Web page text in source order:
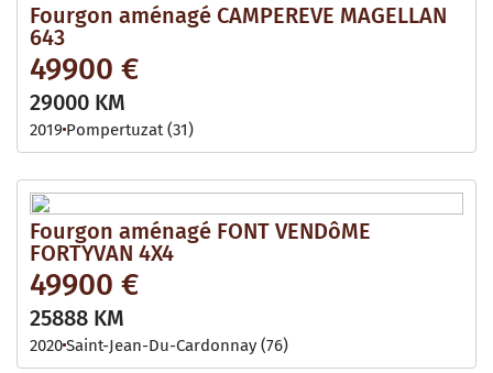
Fourgon aménagé CAMPEREVE MAGELLAN
643
49900 €
29000 KM
2019 Pompertuzat (31)
Fourgon aménagé FONT VENDôME
FORTYVAN 4X4
49900 €
25888 KM
2020Saint-Jean-Du-Cardonnay (76)